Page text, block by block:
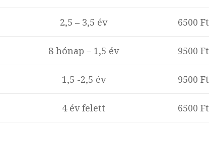
2,5 – 3,5 év 6500 Ft
8 hónap – 1,5 év 9500 Ft
1,5 -2,5 év 9500 Ft
4 év felett 6500 Ft